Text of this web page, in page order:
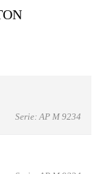
Serie: AP M 9234